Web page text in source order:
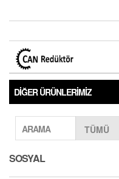
DIĞER ÜRÜNLERIMIZ
ARAMA
SOSYAL